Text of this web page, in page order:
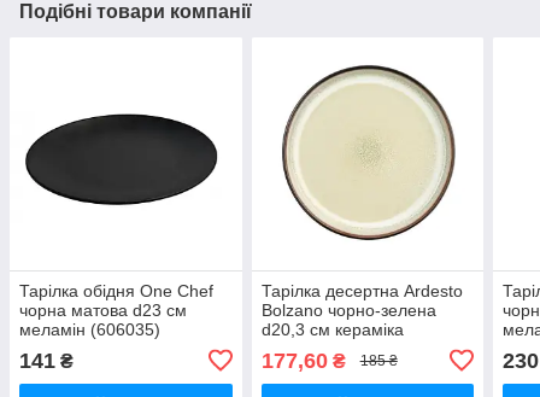
Подібні товари компанії
Тарілка обідня One Chef
чорна матова d23 см
меламін (606035)
141 ₴
Тарілка десертна Ardesto
Bolzano чорно-зелена
d20,3 см кераміка
177,60₴ 185 ₴ 230